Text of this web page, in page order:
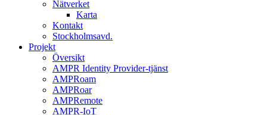
Nätverket
Karta
Kontakt
Stockholmsavd.
Projekt
Översikt
AMPR Identity Provider-tjänst
AMPRoam
AMPRoar
AMPRemote
AMPR-IoT